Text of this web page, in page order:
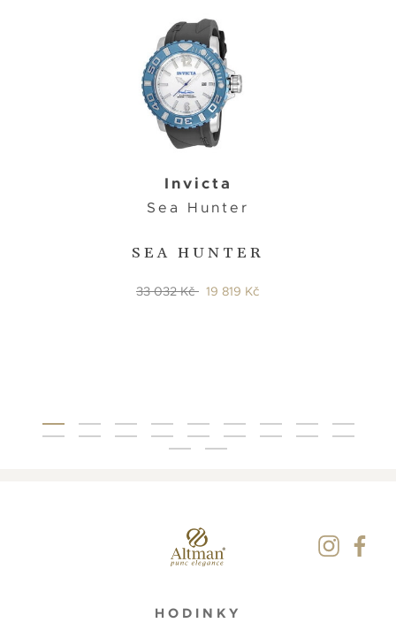
SEA HUNTER
Invicta
Sea Hunter
33 032 Kč 19 819 Kč
HODINKY